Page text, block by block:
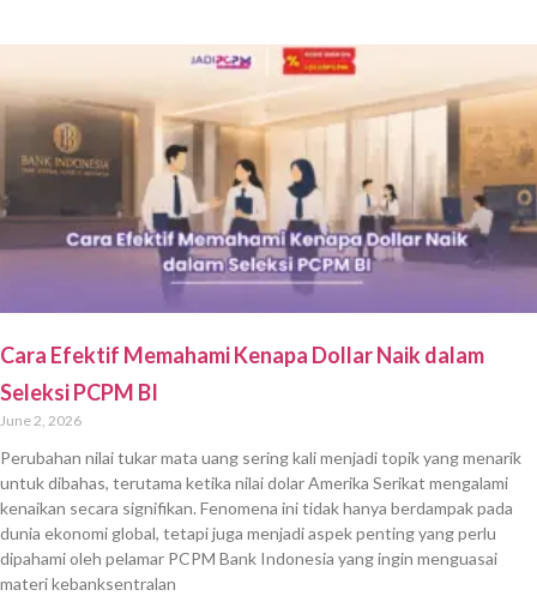
Cara Efektif Memahami Kenapa Dollar Naik dalam
Seleksi PCPM BI
June 2, 2026
Perubahan nilai tukar mata uang sering kali menjadi topik yang menarik
untuk dibahas, terutama ketika nilai dolar Amerika Serikat mengalami
kenaikan secara signifikan. Fenomena ini tidak hanya berdampak pada
dunia ekonomi global, tetapi juga menjadi aspek penting yang perlu
dipahami oleh pelamar PCPM Bank Indonesia yang ingin menguasai
materi kebanksentralan